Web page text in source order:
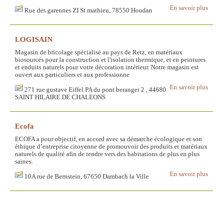
En savoir plus
Rue des garennes ZI St mathieu, 78550 Houdan
LOGISAIN
Magasin de bricolage spécialisé au pays de Retz, en matériaux
biosourcés pour la construction et l'isolation thermique, et en peintures
et enduits naturels pour votre décoration intérieur. Notre magasin est
ouvert aux particuliers et aux professionne
En savoir plus
271 rue gustave Eiffel PA du pont beranger 2 , 44680
SAINT HILAIRE DE CHALEONS
Ecofa
ECOFA a pour objectif, en accord avec sa démarche écologique et son
éthique d’entreprise citoyenne de promouvoir des produits et matériaux
naturels de qualité afin de tendre vers des habitations de plus en plus
saines.
En savoir plus
10A rue de Bernstein, 67650 Dambach la Ville